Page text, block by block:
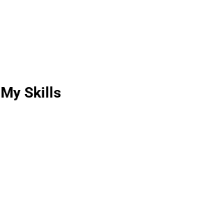
My Skills